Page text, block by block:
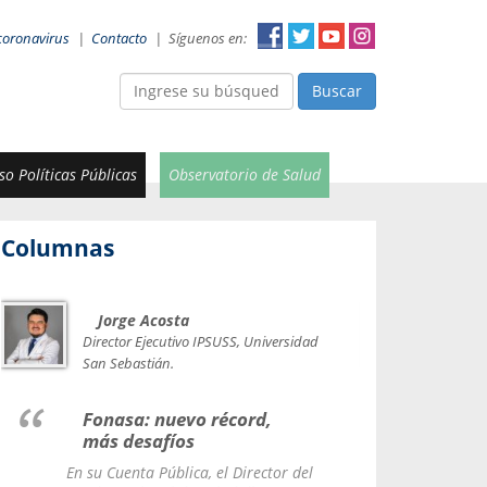
| Contacto | Síguenos en:
Buscar
Políticas Públicas Observatorio de Salud
Columnas
Jorge Acosta
Director Ejecutivo IPSUSS, Universidad
San Sebastián.
Fonasa: nuevo récord,
más desafíos
En su Cuenta Pública, el Director del